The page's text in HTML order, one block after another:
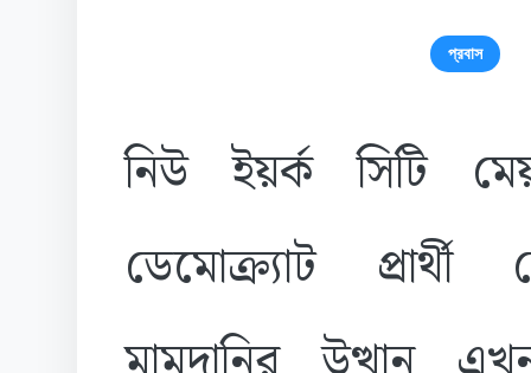
প্রবাস
নিউ ইয়র্ক সিটি
ডেমোক্র্যাট প্রার্থী